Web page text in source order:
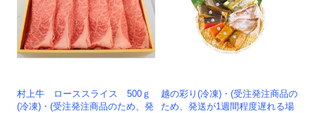
村上牛 ローススライス 500ｇ
(冷凍)・(受注発注商品のため、発
越の彩り(冷凍)・(受注発注商品の
ため、発送が1週間程度遅れる場